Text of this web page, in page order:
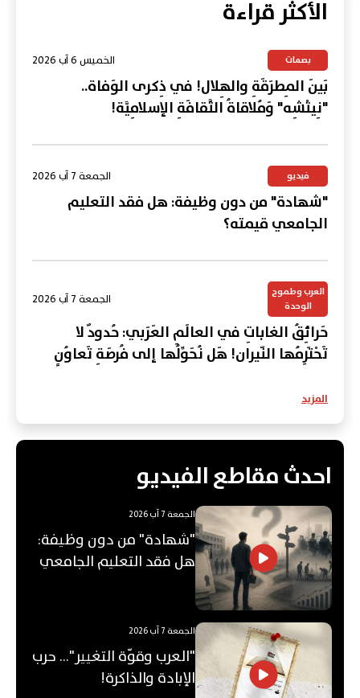
الأكثر قراءة
بصمات الخميس 6 آب 2026
بَينَ المِطرَقَةِ والهِلال! في ذِكرى الوَفاة..
"نِيتْشِه" وَمُلاقاةُ الثَّقافَةِ الإسلامِيَّة!
فيديو الجمعة 7 آب 2026
"شهادة" من دون وظيفة: هل فقد التعليم
الجامعي قيمته؟
العرب وطموح
الوحدة
الجمعة 7 آب 2026
حَرائِقُ الغاباتِ في العالَمِ العَرَبي: حُدودٌ لا
تَحْتَرِمُها النّيران! هَل نُحَوِّلُها إلى فُرصَةِ تَعاوُنٍ
المزيد
احدث مقاطع الفيديو
الجمعة 7 آب 2026
"شهادة" من دون وظيفة:
هل فقد التعليم الجامعي
الجمعة 7 آب 2026
"العرب وقوّة التغيير"... حرب
الإبادة والذاكرة!